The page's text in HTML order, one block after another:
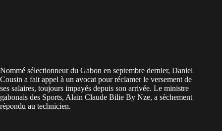
Nommé sélectionneur du Gabon en septembre dernier, Daniel
Cousin a fait appel à un avocat pour réclamer le versement de
ses salaires, toujours impayés depuis son arrivée. Le ministre
gabonais des Sports, Alain Claude Bilie By Nze, a sèchement
répondu au technicien.